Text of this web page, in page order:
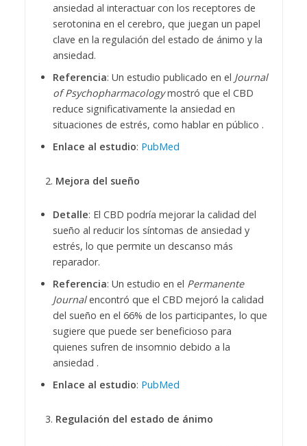
ansiedad al interactuar con los receptores de
serotonina en el cerebro, que juegan un papel
clave en la regulación del estado de ánimo y la
ansiedad.
Referencia: Un estudio publicado en el Journal
of Psychopharmacologymostró que el CBD
reduce significativamente la ansiedad en
situaciones de estrés, como hablar en público .
Enlace al estudio: PubMed
Mejora del sueño
Detalle: El CBD podría mejorar la calidad del
sueño al reducir los síntomas de ansiedad y
estrés, lo que permite un descanso más
reparador.
Referencia: Un estudio en el Permanente
Journalencontró que el CBD mejoró la calidad
del sueño en el 66% de los participantes, lo que
sugiere que puede ser beneficioso para
quienes sufren de insomnio debido a la
ansiedad .
Enlace al estudio: PubMed
Regulación del estado de ánimo